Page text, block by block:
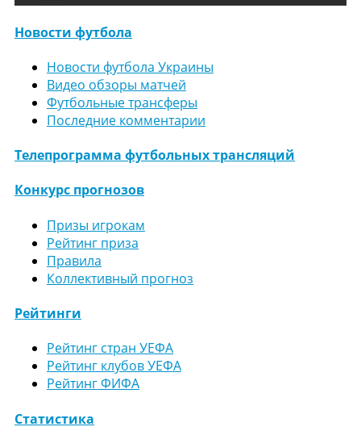
Новости футбола
Новости футбола Украины
Видео обзоры матчей
Футбольные трансферы
Последние комментарии
Телепрограмма футбольных трансляций
Конкурс прогнозов
Призы игрокам
Рейтинг приза
Правила
Коллективный прогноз
Рейтинги
Рейтинг стран УЕФА
Рейтинг клубов УЕФА
Рейтинг ФИФА
Статистика